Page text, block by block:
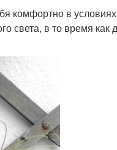
комфортно в
света, в то время как